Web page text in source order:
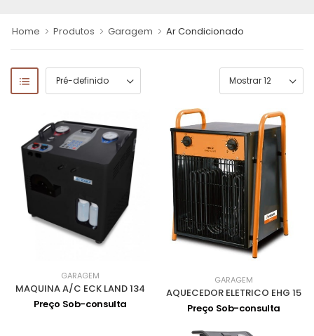
Home Produtos Garagem Ar Condicionado
GARAGEM
MAQUINA A/C ECK LAND 134
Preço Sob-consulta
GARAGEM
AQUECEDOR ELETRICO EHG 15
Preço Sob-consulta